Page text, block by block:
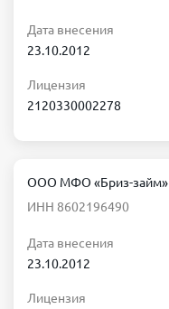
Дата внесения
23.10.2012
Лицензия
2120330002278
ООО МФО «Бриз-займ»
ИНН 8602196490
Дата внесения
23.10.2012
Лицензия